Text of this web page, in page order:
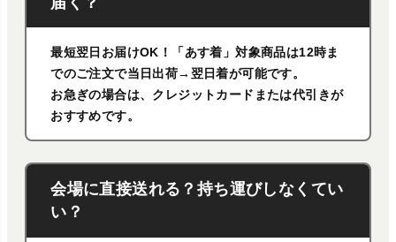
最短翌日お届けOK！「あす着」対象商品は12時ま
でのご注文で当日出荷→翌日着が可能です。
お急ぎの場合は、クレジットカードまたは代引きが
おすすめです。
会場に直接送れる？持ち運びしなくてい
い？